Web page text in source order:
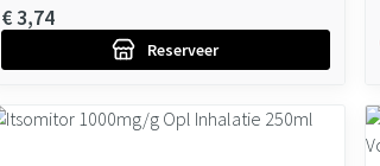
€ 3,74
Reserveer